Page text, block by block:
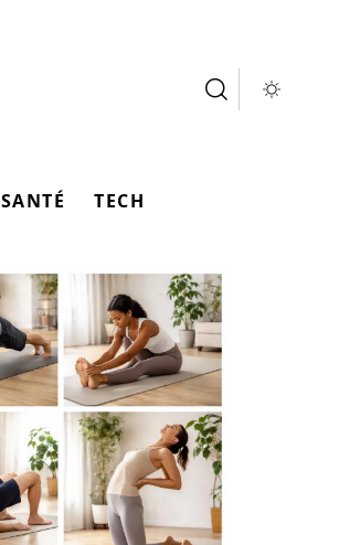
SANTÉ TECH